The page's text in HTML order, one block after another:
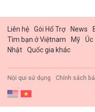
Liên hệ Gói Hổ Trợ News
Tìm bạn ở Việtnam
Mỹ Úc
Nhật
Quốc gia khác
Nội qui sử dụng Chính sách